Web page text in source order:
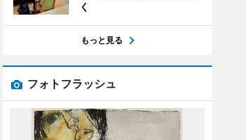
く
もっと見る
フォトフラッシュ